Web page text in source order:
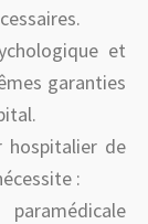
et
garanties
hospitalier de
: